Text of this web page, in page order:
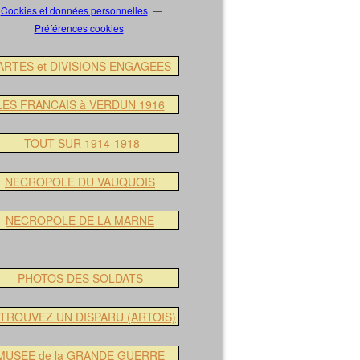
Cookies et données personnelles
Préférences cookies
et DIVISIONS ENGAGEES
FRANCAIS à VERDUN 1916
TOUT SUR 1914-1918
NECROPOLE DU VAUQUOIS
NECROPOLE DE LA MARNE
PHOTOS DES SOLDATS
UN DISPARU (ARTOIS)
de la GRANDE GUERRE